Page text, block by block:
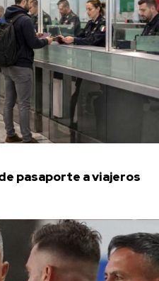
pasaporte a viajeros